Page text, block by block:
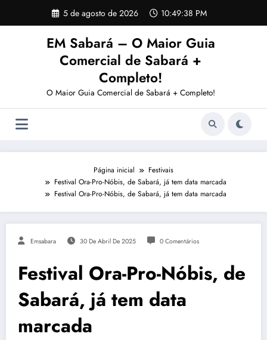
o
5 de agosto de 2026 10:49:38 PM
EM Sabará – O Maior Guia
Comercial de Sabará +
Completo!
O Maior Guia Comercial de Sabará + Completo!
Página inicial
Festivais
Festival Ora-Pro-Nóbis, de Sabará, já tem data marcada
Festival Ora-Pro-Nóbis, de Sabará, já tem data marcada
Emsabara 30 De Abril De 2025 0 Comentários
Festival Ora-Pro-Nóbis, de
Sabará, já tem data
marcada